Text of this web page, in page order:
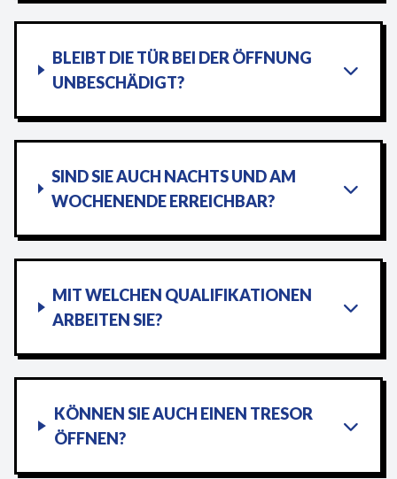
BLEIBT DIE TÜR BEI DER ÖFFNUNG
UNBESCHÄDIGT?
SIND SIE AUCH NACHTS UND AM
WOCHENENDE ERREICHBAR?
MIT WELCHEN QUALIFIKATIONEN
ARBEITEN SIE?
KÖNNEN SIE AUCH EINEN TRESOR
ÖFFNEN?